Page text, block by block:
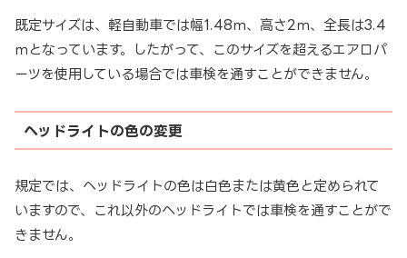
既定サイズは、軽自動車では幅1.48ｍ、高さ2ｍ、全長は3.4
ｍとなっています。したがって、このサイズを超えるエアロパ
ーツを使用している場合では車検を通すことができません。
ヘッドライトの色の変更
規定では、ヘッドライトの色は白色または黄色と定められて
いますので、これ以外のヘッドライトでは車検を通すことがで
きません。